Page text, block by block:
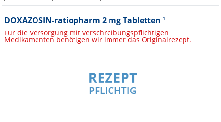
DOXAZOSIN-ratiopharm 2 mg Tabletten 1
Für die Versorgung mit verschreibungspflichtigen
Medikamenten benötigen wir immer das Originalrezept.